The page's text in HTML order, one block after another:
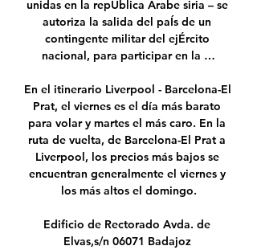
unidas en la repÚblica Árabe siria – se
autoriza la salida del paÍs de un
contingente militar del ejÉrcito
nacional, para participar en la …
En el itinerario Liverpool - Barcelona-El
Prat, el viernes es el día más barato
para volar y martes el más caro. En la
ruta de vuelta, de Barcelona-El Prat a
Liverpool, los precios más bajos se
encuentran generalmente el viernes y
los más altos el domingo.
Edificio de Rectorado Avda. de
Elvas,s/n 06071 Badajoz